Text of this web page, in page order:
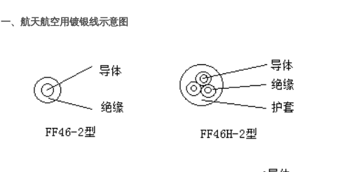
一、 航天航空用镀银线示意图